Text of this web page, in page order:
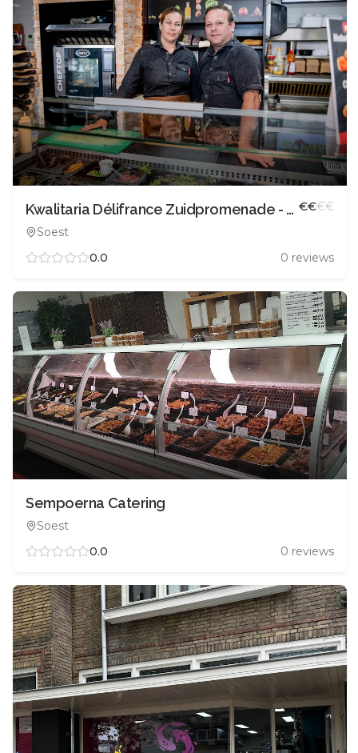
Kwalitaria Délifrance Zuidpromenade - Soest
Soest
€€€€
0.0 0 reviews
Sempoerna Catering
Soest
0.0
0 reviews